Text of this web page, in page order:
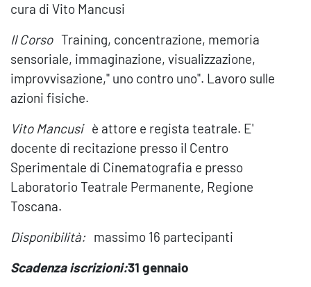
cura di Vito Mancusi
Il Corso Training, concentrazione, memoria
sensoriale, immaginazione, visualizzazione,
improvvisazione," uno contro uno". Lavoro sulle
azioni fisiche.
Vito Mancusi è attore e regista teatrale. E'
docente di recitazione presso il Centro
Sperimentale di Cinematografia e presso
Laboratorio Teatrale Permanente, Regione
Toscana.
Disponibilità: massimo 16 partecipanti
Scadenza iscrizioni:31 gennaio